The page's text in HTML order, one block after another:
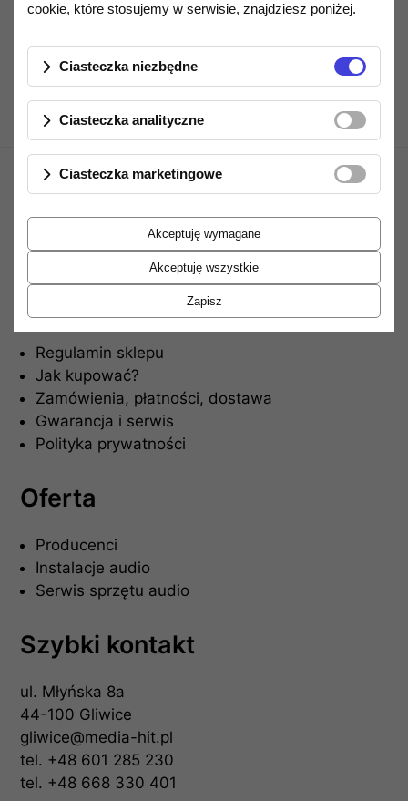
Opis produktu
Regulamin sklepu
Jak kupować?
Zamówienia, płatności, dostawa
Gwarancja i serwis
Polityka prywatności
Oferta
Producenci
Instalacje audio
Serwis sprzętu audio
Szybki kontakt
ul. Młyńska 8a
44-100 Gliwice
gliwice@media-hit.pl
tel. +48 601 285 230
tel. +48 668 330 401
cookie, które stosujemy w serwisie, znajdziesz poniżej.
Ciasteczka niezbędne
Ciasteczka analityczne
Ciasteczka marketingowe
Akceptuję wymagane
Akceptuję wszystkie
Zapisz